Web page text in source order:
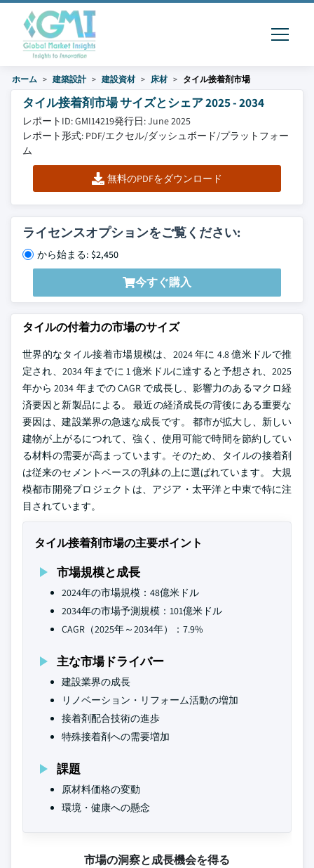
ホーム 建築設計 建設資材 床材 タイル接着剤市場
タイル接着剤市場 サイズとシェア 2025 - 2034
レポートID: GMI14219発行日: June 2025
レポート形式: PDF/エクセル/ダッシュボード/プラットフォー
ム
無料のPDFをダウンロード
ライセンスオプションをご覧ください:
から始まる: $2,450
今すぐ購入
タイルの付着力の市場のサイズ
世界的なタイル接着市場規模は、2024 年に 4.8 億米ドルで推
定され、2034 年までに 1 億米ドルに達すると予想され、2025
年から 2034 年までの CAGR で成長し、影響力のあるマクロ経
済要因と新製品による。 最近の経済成長の背後にある重要な
要因は、建設業界の急速な成長です。 都市が拡大し、新しい
建物が上がるにつれて、強く、使用可能で時間を節約してい
る材料の需要が高まっています。そのため、タイルの接着剤
は従来のセメントベースの乳鉢の上に選ばれています。 大規
模都市開発プロジェクトは、アジア・太平洋と中東で特に注
目されています。
タイル接着剤市場の主要ポイント
市場規模と成長
2024年の市場規模：48億米ドル
2034年の市場予測規模：101億米ドル
CAGR（2025年～2034年）：7.9%
主な市場ドライバー
建設業界の成長
リノベーション・リフォーム活動の増加
接着剤配合技術の進歩
特殊接着剤への需要増加
課題
原材料価格の変動
環境・健康への懸念
市場の洞察と成長機会を得る